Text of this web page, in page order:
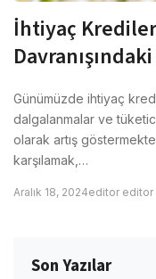
İhtiyaç
Günümüzde ihtiyaç
dalgalanmalar ve
olarak artış
karşılamak,…
Aralık 18, 2024editor editor
Son Yazılar